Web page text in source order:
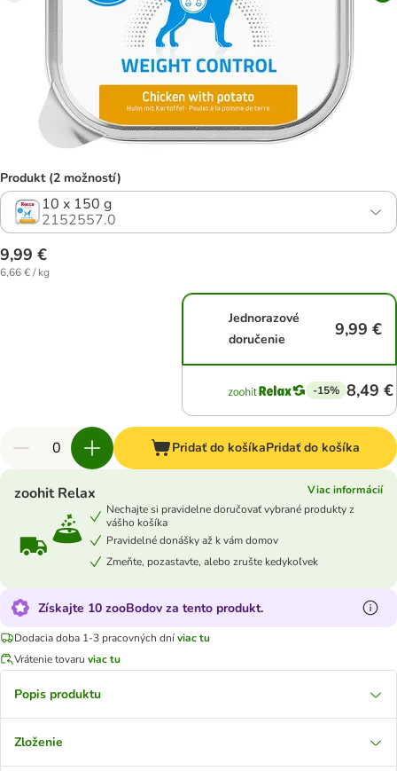
Produkt (2 možností)
10 x 150 g
2152557.0
9,99 €
6,66 € / kg
Jednorazové
doručenie
9,99 €
-15% 8,49 €
Pridať do košíkaPridať do košíka
zoohit Relax
Viac informácií
Nechajte si pravidelne doručovať vybrané produkty z
vášho košíka
Pravidelné donášky až k vám domov
Zmeňte, pozastavte, alebo zrušte kedykoľvek
Získajte 10 zooBodov za tento produkt.
Dodacia doba 1-3 pracovných dníviac tu
Vrátenie tovaru viac tu
Popis produktu
Zloženie